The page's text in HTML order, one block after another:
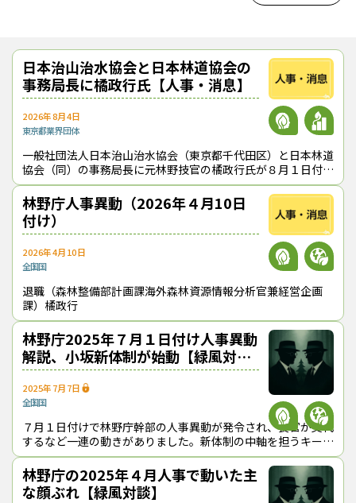
日本治山治水協会と日本林道協会の
事務局長に橘政行氏【人事・消息】
2026年8月4日
東京都業界団体
一般社団法人日本治山治水協会（東京都千代田区）と日本林道
協会（同）の事務局長に元林野技官の橘政行氏が８月１日付け
で就任した。橘氏は、1989（平成元）年に岩手大学を卒業し
て林野庁に入り、国有林野部長
林野庁人事異動（2026年４月10日
付け）
2026年4月10日
全国国
退職（森林整備部計画課海外森林資源情報分析官兼経営企画
課）橘政行
林野庁2025年７月１日付け人事異動
解説、小坂新体制が始動【緑風対
談】
2025年7月7日
全国国
７月１日付けで林野庁幹部の人事異動が発令され、長官が交代
するなど一連の動きがありました。新体制の中軸を担うキーパ
ーソンは誰か？ その横顔に、お馴染みの「緑」と「風」が迫
ります。
林野庁の2025年４月人事で動いた主
な顔ぶれ【緑風対談】